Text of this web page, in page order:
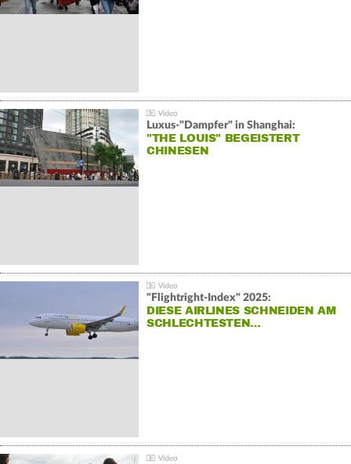
Luxus-"Dampfer" in Shanghai:
"THE LOUIS" BEGEISTERT
CHINESEN
"Flightright-Index" 2025:
DIESE AIRLINES SCHNEIDEN AM
SCHLECHTESTEN…